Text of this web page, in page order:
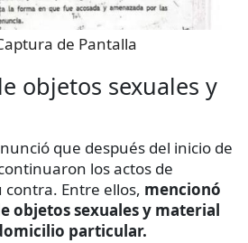
de Pantalla
objetos sexuales y
que después del inicio de
los actos de
Entre ellos, mencionó
objetos sexuales y material
particular.